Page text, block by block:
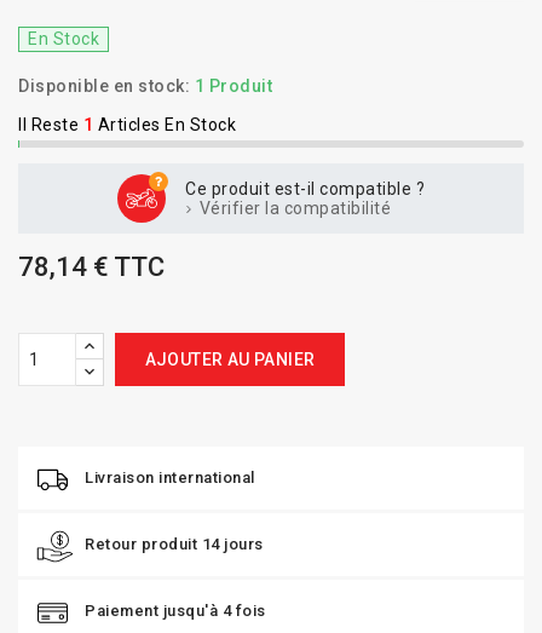
En Stock
Disponible en stock: 1 Produit
Il Reste 1 Articles En Stock
Ce produit est-il compatible ?
Vérifier la compatibilité
78,14 € TTC
AJOUTER AU PANIER
Livraison international
Retour produit 14 jours
Paiement jusqu'à 4 fois